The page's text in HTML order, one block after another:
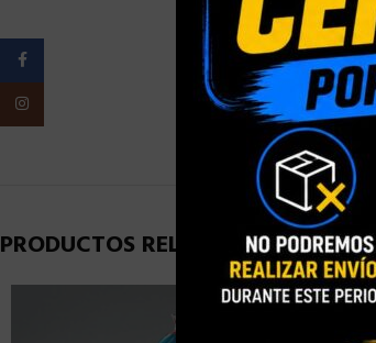
PRODUCTOS RELACIONADOS